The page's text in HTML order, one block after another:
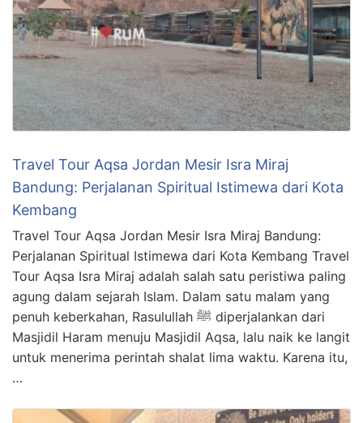
Travel Tour Aqsa Jordan Mesir Isra Miraj
Bandung: Perjalanan Spiritual Istimewa dari Kota
Kembang
Travel Tour Aqsa Jordan Mesir Isra Miraj Bandung:
Perjalanan Spiritual Istimewa dari Kota Kembang Travel
Tour Aqsa Isra Miraj adalah salah satu peristiwa paling
agung dalam sejarah Islam. Dalam satu malam yang
penuh keberkahan, Rasulullah ﷺ diperjalankan dari
Masjidil Haram menuju Masjidil Aqsa, lalu naik ke langit
untuk menerima perintah shalat lima waktu. Karena itu,
…